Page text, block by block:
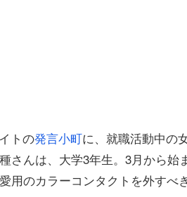
トの発言小町に、就職活動中の
さんは、大学3年生。3月から始
用のカラーコンタクトを外すべ